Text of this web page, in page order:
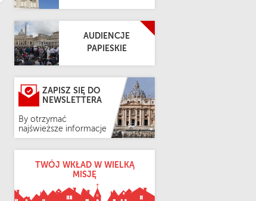
AUDIENCJE
PAPIESKIE
ZAPISZ SIĘ DO
NEWSLETTERA
By otrzymać
najświeższe informacje
TWÓJ WKŁAD W WIELKĄ
MISJĘ